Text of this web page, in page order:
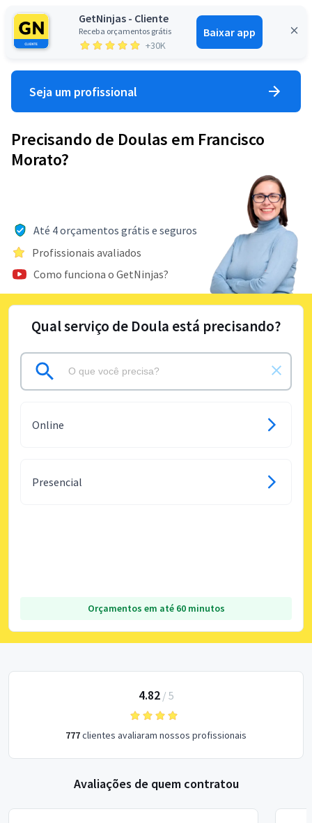
GetNinjas - Cliente
Receba orçamentos grátis
+30K
Baixar app
Entrar
Seja um profissional
Precisando de Doulas em Francisco
Morato?
Até 4 orçamentos grátis e seguros
Profissionais avaliados
Como funciona o GetNinjas?
Qual serviço de Doula está precisando?
Online
Presencial
Orçamentos em até 60 minutos
4.82/ 5
777clientes avaliaram nossos profissionais
Avaliações de quem contratou